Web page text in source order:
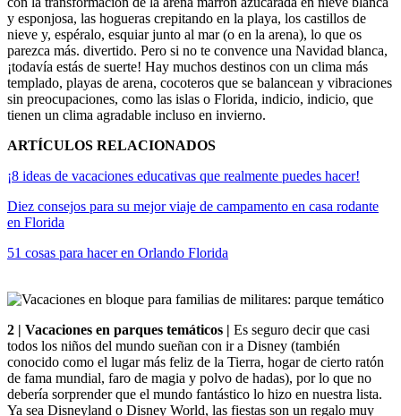
y esponjosa, las hogueras crepitando en la playa, los castillos de
nieve y, espéralo, esquiar junto al mar (o en la arena), lo que os
parezca más. divertido. Pero si no te convence una Navidad blanca,
¡todavía estás de suerte! Hay muchos destinos con un clima más
templado, playas de arena, cocoteros que se balancean y vibraciones
sin preocupaciones, como las islas o Florida, indicio, indicio, que
tienen un clima agradable incluso en invierno.
ARTÍCULOS RELACIONADOS
¡8 ideas de vacaciones educativas que realmente puedes hacer!
Diez consejos para su mejor viaje de campamento en casa rodante
en Florida
51 cosas para hacer en Orlando Florida
2 | Vacaciones en parques temáticos | Es seguro decir que casi
todos los niños del mundo sueñan con ir a Disney (también
conocido como el lugar más feliz de la Tierra, hogar de cierto ratón
de fama mundial, faro de magia y polvo de hadas), por lo que no
debería sorprender que el mundo fantástico lo hizo en nuestra lista.
Ya sea Disneyland o Disney World, las fiestas son un regalo muy